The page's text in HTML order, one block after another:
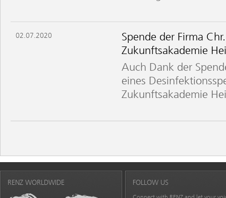
02.07.2020
Spende der Firma
Zukunftsakademie
Auch Dank der
eines
Zukunftsakademie
RENZ WORLDWIDE FOLLOW US